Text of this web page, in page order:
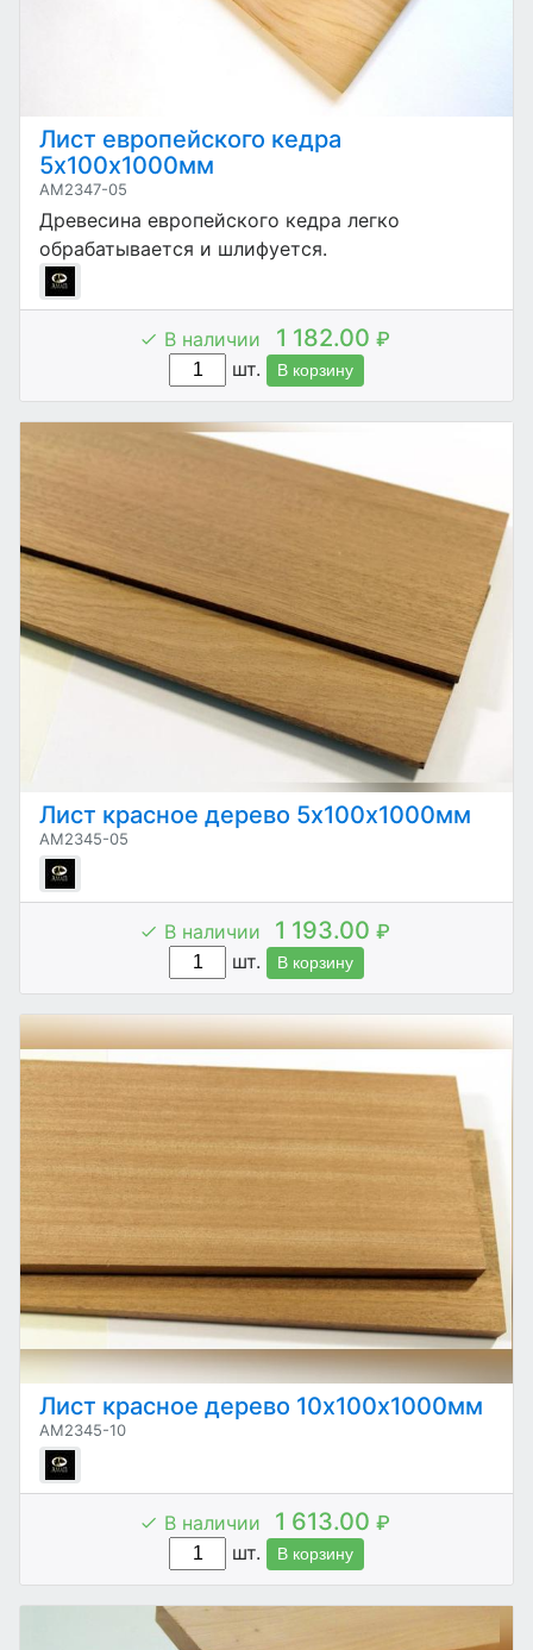
Лист европейского кедра
5х100х1000мм
AM2347-05
Древесина европейского кедра легко
обрабатывается и шлифуется.
В наличии 1 182.00 ₽
шт.
В корзину
Лист красное дерево 5х100х1000мм
AM2345-05
В наличии 1 193.00 ₽
шт.
В корзину
Лист красное дерево 10х100х1000мм
AM2345-10
В наличии 1 613.00 ₽
шт.
В корзину